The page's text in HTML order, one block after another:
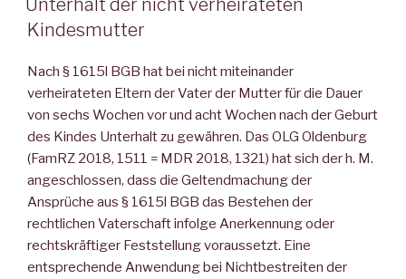
Kindesmutter
Nach § 1615l BGB hat bei nicht miteinander
verheirateten Eltern der Vater der Mutter für die Dauer
von sechs Wochen vor und acht Wochen nach der Geburt
des Kindes Unterhalt zu gewähren. Das OLG Oldenburg
(FamRZ 2018, 1511 = MDR 2018, 1321) hat sich der h. M.
angeschlossen, dass die Geltendmachung der
Ansprüche aus § 1615l BGB das Bestehen der
rechtlichen Vaterschaft infolge Anerkennung oder
rechtskräftiger Feststellung voraussetzt. Eine
entsprechende Anwendung bei Nichtbestreiten der